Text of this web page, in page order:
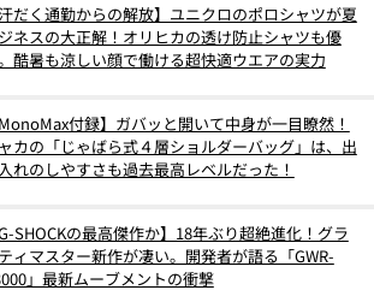
汗だく通勤からの解放】ユニクロのポロシャツが夏
ネスの大正解！オリヒカの透け防止シャツも優
酷暑も涼しい顔で働ける超快適ウエアの実力
MonoMax付録】ガバッと開いて中身が一目瞭然！
カの「じゃばら式４層ショルダーバッグ」は、出
れのしやすさも過去最高レベルだった！
G-SHOCKの最高傑作か】18年ぶり超絶進化！グラ
ィマスター新作が凄い。開発者が語る「GWR-
」最新ムーブメントの衝撃